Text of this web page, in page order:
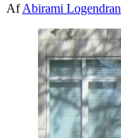
AfAbirami Logendran